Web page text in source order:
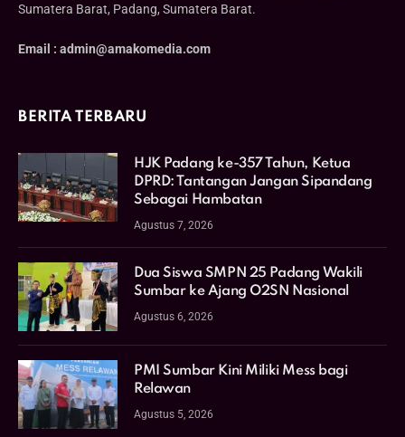
Sumatera Barat, Padang, Sumatera Barat.
Email : admin@amakomedia.com
BERITA TERBARU
HJK Padang ke-357 Tahun, Ketua
DPRD: Tantangan Jangan Sipandang
Sebagai Hambatan
Agustus 7, 2026
Dua Siswa SMPN 25 Padang Wakili
Sumbar ke Ajang O2SN Nasional
Agustus 6, 2026
PMI Sumbar Kini Miliki Mess bagi
Relawan
Agustus 5, 2026